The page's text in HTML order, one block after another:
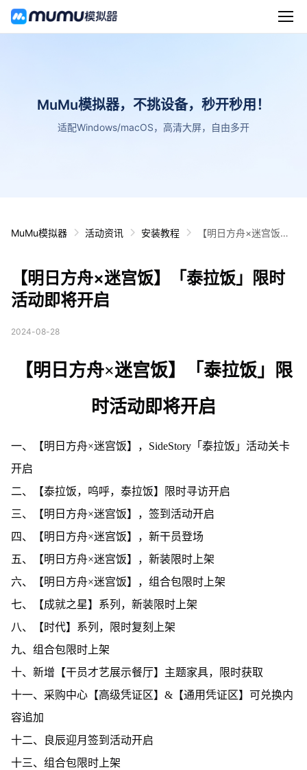
MuMu模拟器，不挑设备，秒开秒用！
适配Windows/macOS，高清大屏，自由多开
MuMu模拟器 活动资讯 安装教程
【明日方舟×迷宫饭】
【明日方舟×迷宫饭】「泰拉饭」限时
活动即将开启
2024-08-28
【明日方舟×迷宫饭】「泰拉饭」限
时活动即将开启
一、【明日方舟×迷宫饭】，SideStory「泰拉饭」活动关卡
开启
二、【泰拉饭，呜呼，泰拉饭】限时寻访开启
三、【明日方舟×迷宫饭】，签到活动开启
四、【明日方舟×迷宫饭】，新干员登场
五、【明日方舟×迷宫饭】，新装限时上架
六、【明日方舟×迷宫饭】，组合包限时上架
七、【成就之星】系列，新装限时上架
八、【时代】系列，限时复刻上架
九、组合包限时上架
十、新增【干员才艺展示餐厅】主题家具，限时获取
十一、采购中心【高级凭证区】&【通用凭证区】可兑换内
容追加
十二、良辰迎月签到活动开启
十三、组合包限时上架